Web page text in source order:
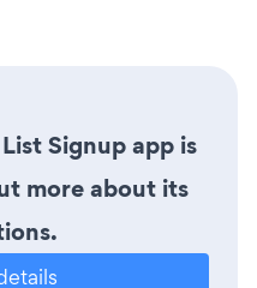
Signup app is
more about its